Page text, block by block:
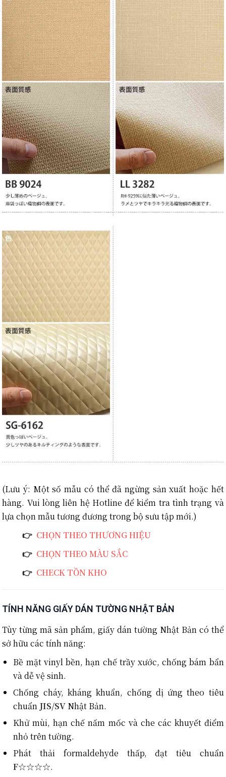
(Lưu ý: Một số mẫu có thể đã ngừng sản xuất hoặc hết
hàng. Vui lòng liên hệ Hotline để kiểm tra tình trạng và
lựa chọn mẫu tương đương trong bộ sưu tập mới.)
👉 CHỌN THEO THƯƠNG HIỆU
👉 CHỌN THEO MÀU SẮC
👉 CHECK TỒN KHO
TÍNH NĂNG GIẤY DÁN TƯỜNG NHẬT BẢN
Tùy từng mã sản phẩm, giấy dán tường Nhật Bản có thể
sở hữu các tính năng:
Bề mặt vinyl bền, hạn chế trầy xước, chống bám bẩn
và dễ vệ sinh.
Chống cháy, kháng khuẩn, chống dị ứng theo tiêu
chuẩn JIS/SV Nhật Bản.
Khử mùi, hạn chế nấm mốc và che các khuyết điểm
nhỏ trên tường.
Phát thải formaldehyde thấp, đạt tiêu chuẩn
F☆☆☆☆.